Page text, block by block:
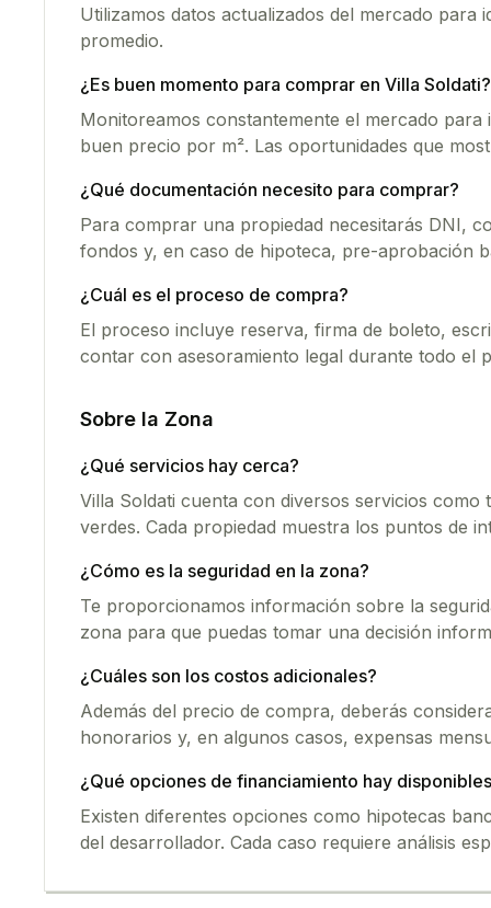
Utilizamos datos actualizados del mercado para
promedio.
¿Es buen momento para comprar en Villa Soldati?
Monitoreamos constantemente el mercado
buen precio por m². Las oportunidades que
¿Qué documentación necesito para comprar?
Para comprar una propiedad necesitarás DNI,
fondos y, en caso de hipoteca, pre-aprobación
¿Cuál es el proceso de compra?
El proceso incluye reserva, firma de boleto,
contar con asesoramiento legal durante todo el
Sobre la Zona
¿Qué servicios hay cerca?
Villa Soldati cuenta con diversos servicios
verdes. Cada propiedad muestra los puntos de
¿Cómo es la seguridad en la zona?
Te proporcionamos información sobre la
zona para que puedas tomar una decisión
¿Cuáles son los costos adicionales?
Además del precio de compra, deberás
honorarios y, en algunos casos, expensas
¿Qué opciones de financiamiento hay
Existen diferentes opciones como hipotecas
del desarrollador. Cada caso requiere análisis